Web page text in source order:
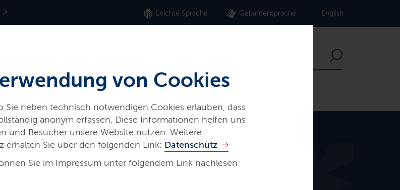
von Cookies
Sie neben technisch notwendigen Cookies erlauben, dass
anonym erfassen. Diese Informationen helfen uns
und Besucher unsere Website nutzen. Weitere
erhalten Sie über den folgenden Link: Datenschutz
Sie im Impressum unter folgendem Link nachlesen:
Leichte Sprache Gebärdensprache English